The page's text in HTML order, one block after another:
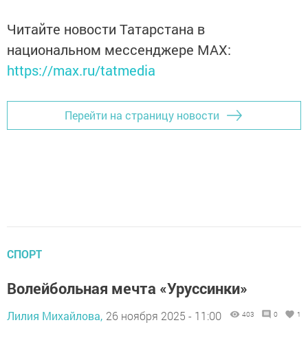
Читайте новости Татарстана в
национальном мессенджере MАХ:
https://max.ru/tatmedia
Перейти на страницу новости
СПОРТ
Волейбольная мечта «Уруссинки»
Лилия Михайлова, 26 ноября 2025 - 11:00 403 0 1